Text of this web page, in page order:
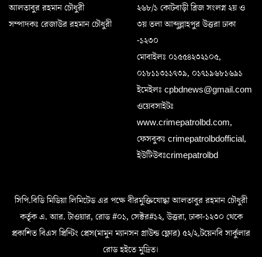
আলতাবুর রহমান চৌধুরী
সম্পাদকঃ রেজাউর রহমান চৌধুরী
২৬৮/১ কোটবাড়ী ব্রিজ সংলগ্ন ২য় ও
৩য় তলা আব্দুল্লাহপুর উত্তরা ঢাকা
-১২৩০
মোবাইলঃ ০১৫৫৪২৩২১০৫,
০১৮১১৩১১৭৩৯, ০১৭১৯৬৮১৬৯১
ইমেইলঃ cpbdnews@gmail.com
ওয়েবসাইটঃ
www.crimepatrolbd.com,
ফেসবুকঃ crimepatrolbdofficial,
ইউটিউবঃcrimepatrolbd
সিপি.বিডি মিডিয়া লিমিটেড এর পক্ষে বীরমুক্তিযোদ্ধা আলতাবুর রহমান চৌধুরী
কর্তৃক এ. আর. টাওয়ার, রোড #০১, সেক্টর#১২, উত্তরা, ঢাকা-১২৩০ থেকে
প্রকাশিত বিএস প্রিন্টিং প্রেস(মামুন ম্যানসন গ্রাউন্ড ফ্লোর) ৫২/২,টয়েনবি সার্কুলার
রোড হইতে মুদ্রিত।